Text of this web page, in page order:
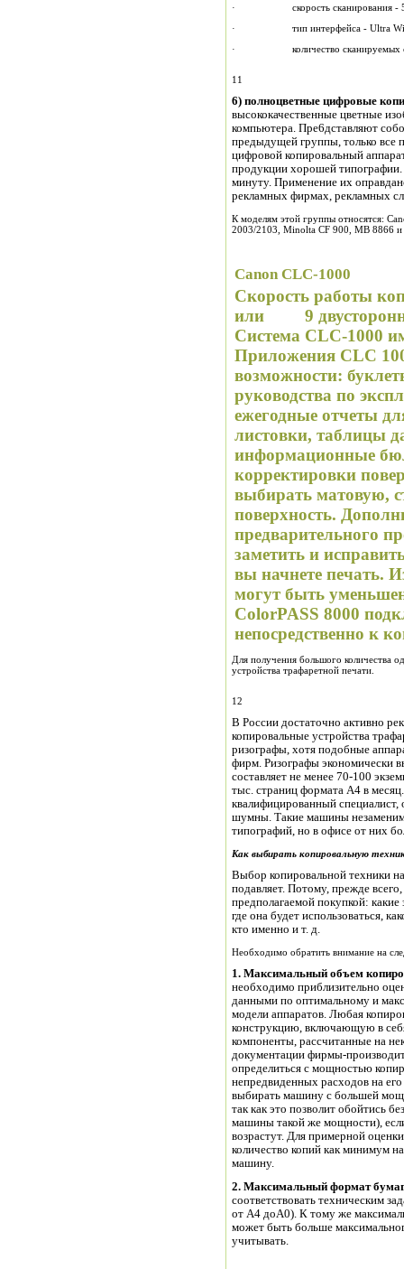
· скорость сканирования - 50
· тип интерфейса - Ultra
· количество сканируемых
11
6) полноцветные цифровые
высококачественные цветные
компьютера. Пре6дставляют
предыдущей группы, только все
цифровой копировальный
продукции хорошей типографии.
минуту. Применение их
рекламных фирмах, рекламных
К моделям этой группы относятся:
2003/2103, Minolta CF 900, MB 8866 и
Canon CLC-1000
Скорость работы
или 9
Система CLC-1000
Приложения CLC
возможности:
руководства по
ежегодные отчеты
листовки, таблицы
информационные
корректировки
выбирать матовую,
поверхность.
предварительного
заметить и
вы начнете печать.
могут быть
ColorPASS 8000
непосредственно к
Для получения большого количества
устройства трафаретной печати.
12
В России достаточно активно
копировальные устройства
ризографы, хотя подобные
фирм. Ризографы экономически
составляет не менее 70-100
тыс. страниц формата А4 в
квалифицированный
шумны. Такие машины
типографий, но в офисе от них
Как выбирать копировальную
Выбор копировальной техники
подавляет. Потому, прежде
предполагаемой покупкой:
где она будет использоваться,
кто именно и т. д.
Необходимо обратить внимание на
1. Максимальный объем
необходимо приблизительно
данными по оптимальному и
модели аппаратов. Любая
конструкцию, включающую в
компоненты, рассчитанные на
документации фирмы-
определиться с мощностью
непредвиденных расходов на
выбирать машину с большей
так как это позволит обойтись
машины такой же мощности),
возрастут. Для примерной
количество копий как минимум
машину.
2. Максимальный формат
соответствовать техническим
от А4 доА0). К тому же
может быть больше
учитывать.